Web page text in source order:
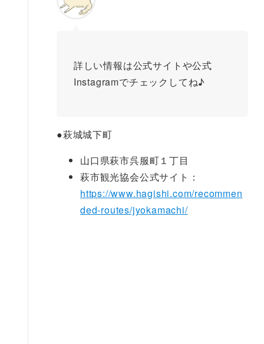
詳しい情報は公式サイトや公式
Instagramでチェックしてね♪
●萩城城下町
山口県萩市呉服町１丁目
萩市観光協会公式サイト：
https://www.hagishi.com/recommen
ded-routes/jyokamachi/